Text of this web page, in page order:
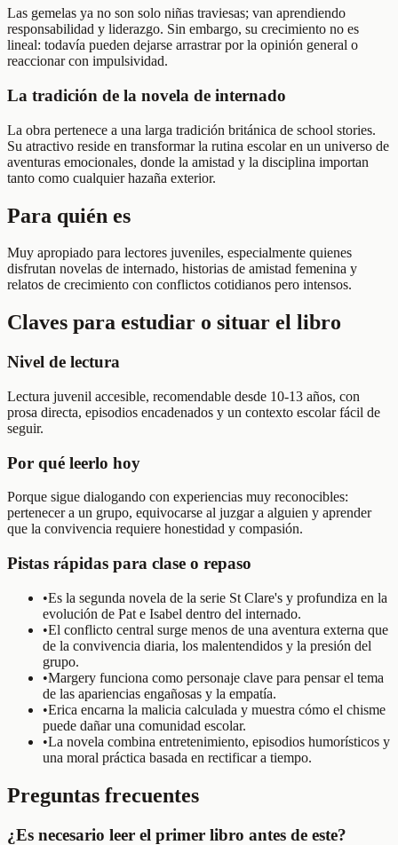
Las gemelas ya no son solo niñas traviesas; van aprendiendo
responsabilidad y liderazgo. Sin embargo, su crecimiento no es
lineal: todavía pueden dejarse arrastrar por la opinión general o
reaccionar con impulsividad.
La tradición de la novela de internado
La obra pertenece a una larga tradición británica de school stories.
Su atractivo reside en transformar la rutina escolar en un universo de
aventuras emocionales, donde la amistad y la disciplina importan
tanto como cualquier hazaña exterior.
Para quién es
Muy apropiado para lectores juveniles, especialmente quienes
disfrutan novelas de internado, historias de amistad femenina y
relatos de crecimiento con conflictos cotidianos pero intensos.
Claves para estudiar o situar el libro
Nivel de lectura
Lectura juvenil accesible, recomendable desde 10-13 años, con
prosa directa, episodios encadenados y un contexto escolar fácil de
seguir.
Por qué leerlo hoy
Porque sigue dialogando con experiencias muy reconocibles:
pertenecer a un grupo, equivocarse al juzgar a alguien y aprender
que la convivencia requiere honestidad y compasión.
Pistas rápidas para clase o repaso
•Es la segunda novela de la serie St Clare's y profundiza en la
evolución de Pat e Isabel dentro del internado.
•El conflicto central surge menos de una aventura externa que
de la convivencia diaria, los malentendidos y la presión del
grupo.
•Margery funciona como personaje clave para pensar el tema
de las apariencias engañosas y la empatía.
•Erica encarna la malicia calculada y muestra cómo el chisme
puede dañar una comunidad escolar.
•La novela combina entretenimiento, episodios humorísticos y
una moral práctica basada en rectificar a tiempo.
Preguntas frecuentes
¿Es necesario leer el primer libro antes de este?